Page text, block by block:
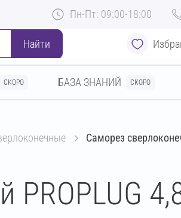
Пн-Пт: 09:00-18:00
Найти
СКОРО БАЗА ЗНАНИЙ СКОРО
Саморез